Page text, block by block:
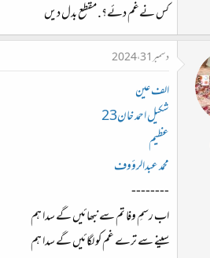
کس نےغم دئے؟. مقطع بدل دیں
دسمبر 31، 2024
الف عین
شکیل احمد خان23
عظیم
محمد عبدالرؤوف
--------
اب رسمِ وفا تم سے نبھائیں گے سدا ہم
سینے سے ترے غم کو لگائیں گے سدا ہم